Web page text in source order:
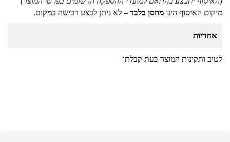
מיקום האיסוף הינו מחסן בלבד – לא ניתן לבצע רכישה במקום.
אחריות
לטיב ותקינות המוצר בעת קבלתו